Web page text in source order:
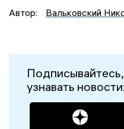
Автор: Вальковский
узнавать новости: